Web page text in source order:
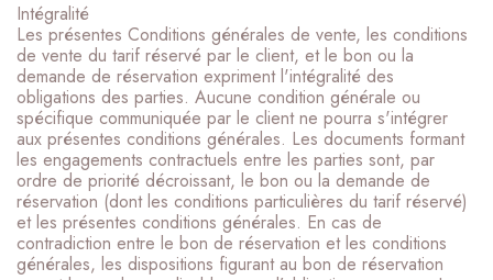
Intégralité
Les présentes Conditions générales de vente, les conditions
de vente du tarif réservé par le client, et le bon ou la
demande de réservation expriment l'intégralité des
obligations des parties. Aucune condition générale ou
spécifique communiquée par le client ne pourra s'intégrer
aux présentes conditions générales. Les documents formant
les engagements contractuels entre les parties sont, par
ordre de priorité décroissant, le bon ou la demande de
réservation (dont les conditions particulières du tarif réservé)
et les présentes conditions générales. En cas de
contradiction entre le bon de réservation et les conditions
générales, les dispositions figurant au bon de réservation